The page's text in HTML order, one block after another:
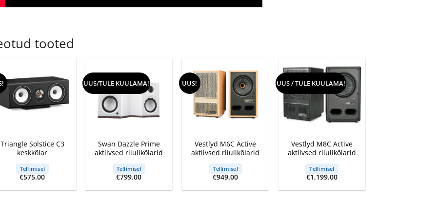
tooted
Triangle Solstice C3
keskkõlar
Tellimisel
€575.00
UUS/TULE KUULAMA!
Swan Dazzle Prime
aktiivsed riiulikõlarid
Tellimisel
€799.00
UUS!
Vestlyd M6C Active
aktiivsed riiulikõlarid
Tellimisel
€949.00
UUS / TULE KUULAMA!
+
Vestlyd M8C Active
aktiivsed riiulikõlarid
Tellimisel
€1,199.00